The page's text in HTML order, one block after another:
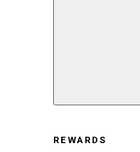
REWARDS